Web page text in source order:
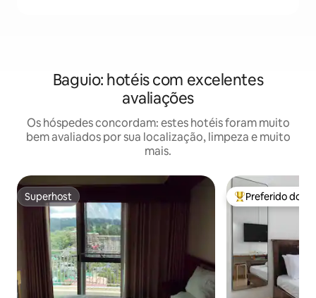
Baguio: hotéis com excelentes
avaliações
Os hóspedes concordam: estes hotéis foram muito
bem avaliados por sua localização, limpeza e muito
mais.
Superhost
Superhost Entre os
Preferido dos